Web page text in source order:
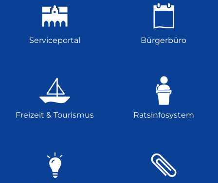
Serviceportal Bürgerbüro
Freizeit & Tourismus Ratsinfosystem